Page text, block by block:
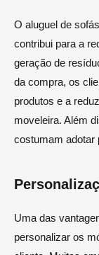
O aluguel de
contribui para a
geração de
da compra, os
produtos e a
moveleira. Além
costumam adotar
Uma das
personalizar os